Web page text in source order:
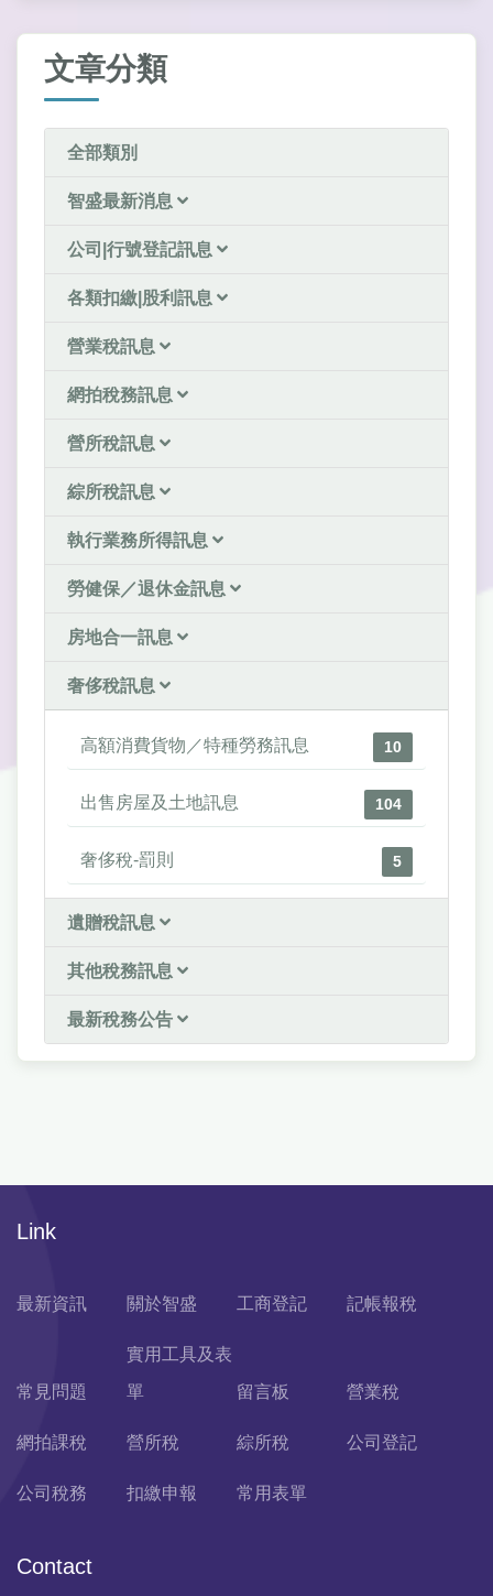
文章分類
全部類別
智盛最新消息
公司|行號登記訊息
各類扣繳|股利訊息
營業稅訊息
網拍稅務訊息
營所稅訊息
綜所稅訊息
執行業務所得訊息
勞健保／退休金訊息
房地合一訊息
奢侈稅訊息
高額消費貨物／特種勞務訊息 10
出售房屋及土地訊息 104
奢侈稅-罰則 5
遺贈稅訊息
其他稅務訊息
最新稅務公告
Link
最新資訊 關於智盛 工商登記 記帳報稅
常見問題
實用工具及表
單
留言板 營業稅
網拍課稅 營所稅 綜所稅 公司登記
公司稅務 扣繳申報 常用表單
Contact